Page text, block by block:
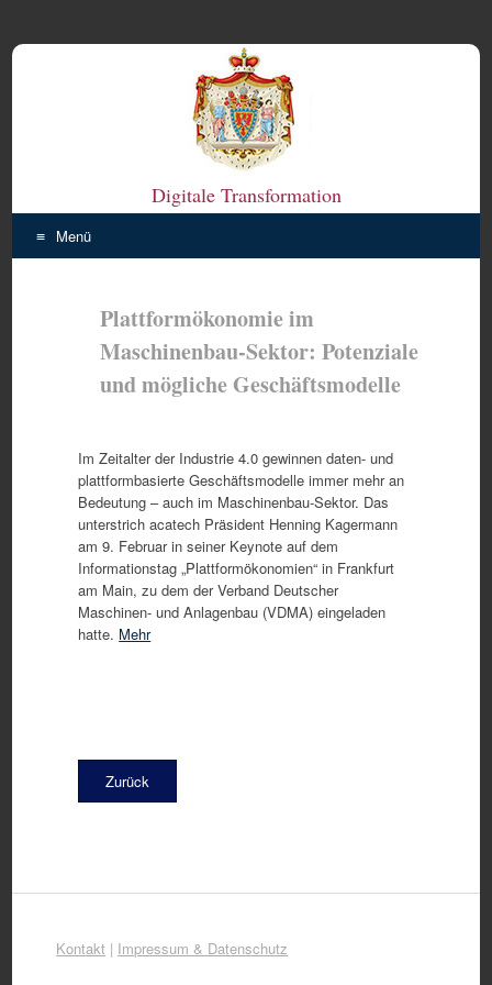
Digitale Transformation
Menü
Plattformökonomie im
Maschinenbau-Sektor: Potenziale
und mögliche Geschäftsmodelle
Im Zeitalter der Industrie 4.0 gewinnen daten- und
plattformbasierte Geschäftsmodelle immer mehr an
Bedeutung – auch im Maschinenbau-Sektor. Das
unterstrich acatech Präsident Henning Kagermann
am 9. Februar in seiner Keynote auf dem
Informationstag „Plattformökonomien“ in Frankfurt
am Main, zu dem der Verband Deutscher
Maschinen- und Anlagenbau (VDMA) eingeladen
hatte. Mehr
Zurück
Kontakt | Impressum & Datenschutz